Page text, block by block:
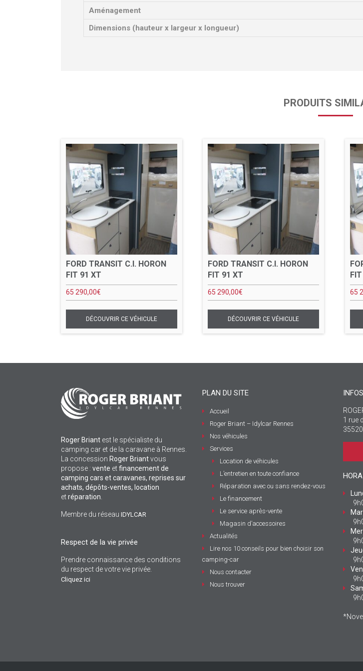
Aménagement
Dimensions (hauteur x largeur x longueur)
PRODUITS
FORD TRANSIT C.I. HORON
FIT 91 XT
65 290,00€
FORD TRANSIT C.I. HORON
FIT 91 XT
65 290,00€ 65
Roger Briant est le spécialiste du
camping car et de la caravane à Rennes.
La concession Roger Briantvous
propose : vente etfinancement de
camping cars et caravanes, reprises sur
achats, dépôts-ventes, location
etréparation
Membre du réseau IDYLCAR
Respect de la vie privée
Prendre connaissance des conditions
du respect de votre vie privée.
Cliquez ici
PLAN DU SITE
Accueil
Roger Briant – Idylcar Rennes
Nos véhicules
Services
Location de véhicules
L’entretien en toute confiance
Réparation avec ou sans rendez-vous
Le financement
Le service après-vente
Magasin d’accessoires
Actualités
Lire nos 10 conseils pour bien choisir son
camping-car
Nous contacter
Nous trouver
1 rue